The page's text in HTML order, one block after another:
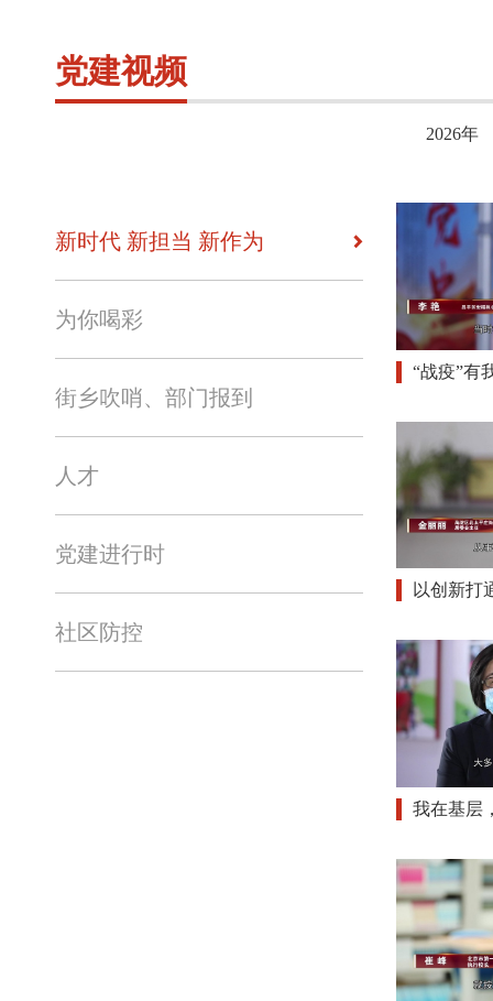
党建视频
2026年
新时代 新担当 新作为
为你喝彩
街乡吹哨、部门报到
人才
党建进行时
社区防控
“战疫”有
以创新打
我在基层